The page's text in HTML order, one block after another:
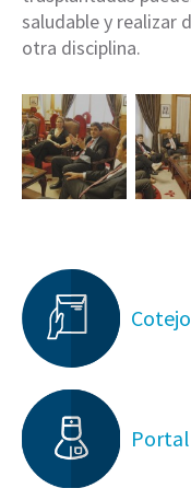
saludable y realizar
otra disciplina.